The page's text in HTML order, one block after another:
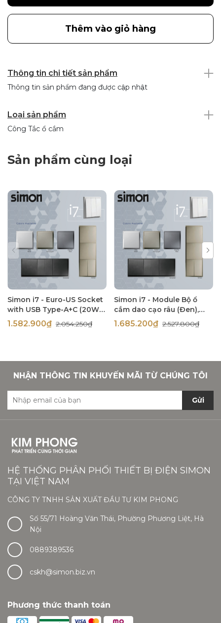
Thêm vào giỏ hàng
Thông tin chi tiết sản phẩm
Thông tin sản phẩm đang được cập nhật
Loại sản phẩm
Công Tắc ổ cắm
Sản phẩm cùng loại
Simon i7 - Euro-US Socket
with USB Type-A+C (20W),
(Đen), 71E7251-26
1.582.900₫ 2.054.250₫
Simon i7 - Module Bộ ổ
cắm dao cạo râu (Đen),
714504-26
1.685.200₫ 2.527.800₫
NHẬN THÔNG TIN KHUYẾN MÃI TỪ CHÚNG TÔI
Gửi
HỆ THỐNG PHÂN PHỐI THIẾT BỊ ĐIỆN SIMON
TẠI VIỆT NAM
CÔNG TY TNHH SẢN XUẤT ĐẦU TƯ KIM PHONG
Số 55/71 Hoàng Văn Thái, Phường Phương Liệt, Hà
Nội
0889389536
cskh@simon.biz.vn
Phương thức thanh toán